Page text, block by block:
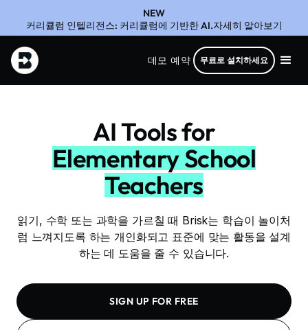
NEW
커리큘럼 인텔리전스: 커리큘럼에 기반한 AI.자세히 알아보기
데모 예약 무료로 설치하세요
AI Tools for
Elementary School
Teachers
읽기, 수학 또는 과학을 가르칠 때 Brisk는 학습이 놀이처
럼 느껴지도록 하는 개인화되고 표준에 맞는 활동을 설계
하는 데 도움을 줄 수 있습니다.
SIGN UP FOR FREE